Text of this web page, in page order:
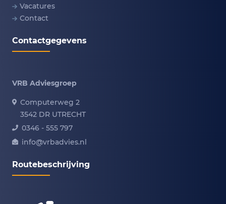
Vacatures
Contact
Contactgegevens
VRB Adviesgroep
Computerweg 2
3542 DR UTRECHT
0346 - 555 797
info@vrbadvies.nl
Routebeschrijving